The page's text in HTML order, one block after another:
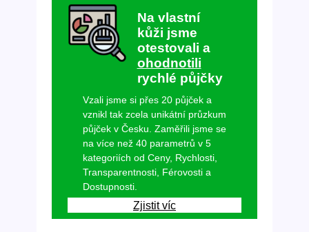
Na vlastní
kůži jsme
otestovali a
ohodnotili
rychlé půjčky
Vzali jsme si přes 20 půjček a
vznikl tak zcela unikátní průzkum
půjček v Česku. Zaměřili jsme se
na více než 40 parametrů v 5
kategoriích od Ceny, Rychlosti,
Transparentnosti, Férovosti a
Dostupnosti.
Zjistit víc